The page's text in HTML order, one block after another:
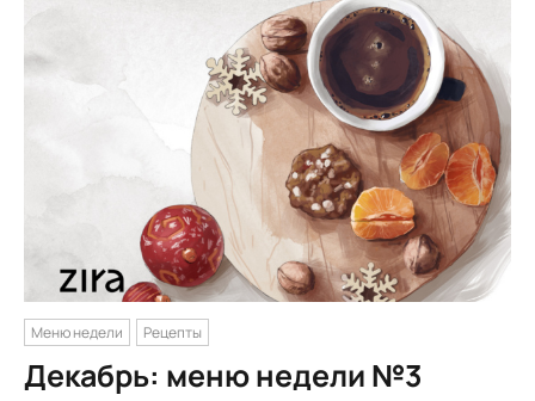
Меню недели Рецепты
Декабрь: меню недели №3